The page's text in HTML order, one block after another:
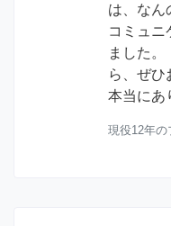
は、なん
コミュニ
ました。
ら、ぜひ
本当にあ
現役12年